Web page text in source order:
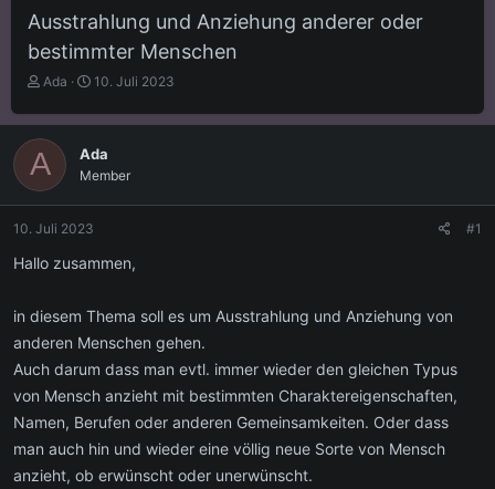
Ausstrahlung und Anziehung anderer oder
bestimmter Menschen
E
s
t
e
r
Ada
E
s
e
l
m
10. Juli 2023
A Ada
Member
10. Juli 2023 #1
Hallo zusammen,
in diesem Thema soll es um Ausstrahlung und Anziehung von
anderen Menschen gehen.
Auch darum dass man evtl. immer wieder den gleichen Typus
von Mensch anzieht mit bestimmten Charaktereigenschaften,
Namen, Berufen oder anderen Gemeinsamkeiten. Oder dass
man auch hin und wieder eine völlig neue Sorte von Mensch
anzieht, ob erwünscht oder unerwünscht.